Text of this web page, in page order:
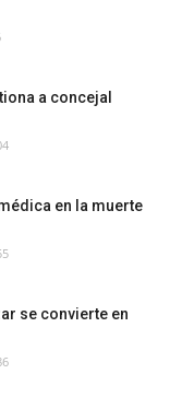
a concejal
en la muerte
se convierte en